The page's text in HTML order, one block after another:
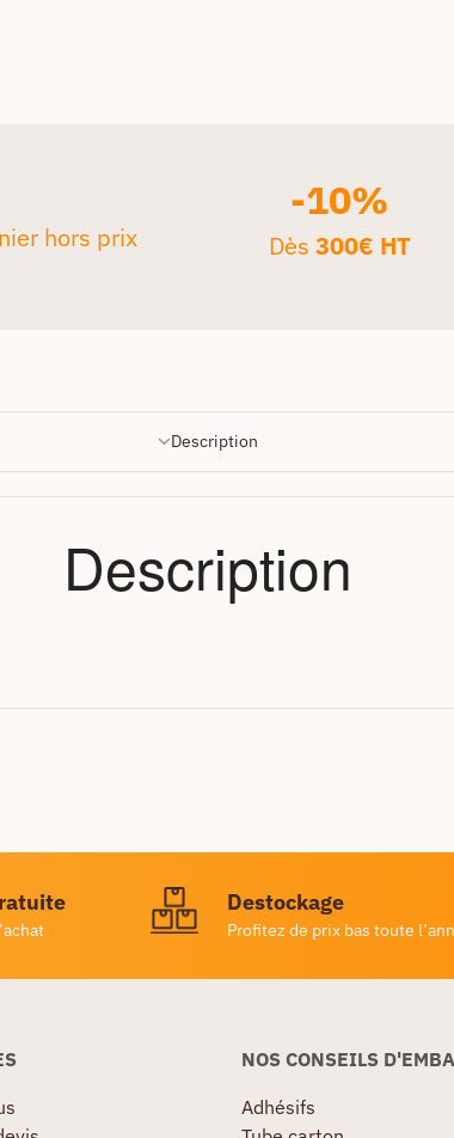
hors prix
-10%
Dès 300€ HT
Description
Description
Destockage
Profitez de prix bas toute
NOS CONSEILS
Adhésifs